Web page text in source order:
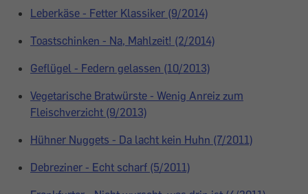
Leberkäse - Fetter Klassiker (9/2014)
Toastschinken - Na, Mahlzeit! (2/2014)
Geflügel - Federn gelassen (10/2013)
Vegetarische Bratwürste - Wenig Anreiz zum
Fleischverzicht (9/2013)
Hühner Nuggets - Da lacht kein Huhn (7/2011)
Debreziner - Echt scharf (5/2011)